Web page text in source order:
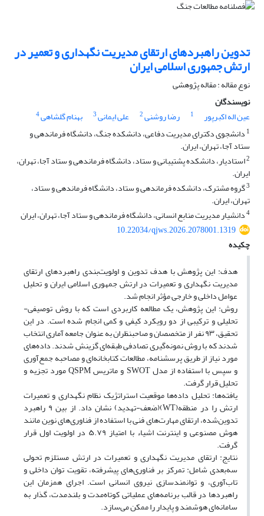
تدوین راهبردهای ارتقای مدیریت نگهداری و تعمیر در
ارتش جمهوری اسلامی ایران
نوع مقاله : مقاله پژوهشی
نویسندگان
عین اله اکبرپور
1 رضا روشنی2 علی ایمانی3 بهنام گلشاهی4
1 دانشجوی دکترای مدیریت دفاعی، دانشکده جنگ، دانشگاه فرماندهی و
ستاد آجا، تهران، ایران.
2استادیار، دانشکده پشتیبانی و ستاد، دانشگاه فرماندهی و ستاد آجا، تهران،
ایران.
3گروه مشترک، دانشکده فرماندهی و ستاد، دانشگاه فرماندهی و ستاد،
تهران، ایران.
4دانشیار مدیریت منابع انسانی، دانشگاه فرماندهی و ستاد آجا، تهران، ایران
10.22034/qjws.2026.2078001.1319
چکیده
هدف: این پژوهش با هدف تدوین و اولویت‌بندی راهبردهای ارتقای
مدیریت نگهداری و تعمیرات در ارتش جمهوری اسلامی ایران و تحلیل
عوامل داخلی و خارجی مؤثر انجام شد.
روش: این پژوهش، یک مطالعه کاربردی است که با روش توصیفی-
تحلیلی و ترکیبی از دو رویکرد کیفی و کمی انجام شده است. در این
تحقیق، ۹۳ نفر از متخصصان و صاحبنظران به عنوان جامعه آماری انتخاب
شدند که با روش نمونه‌گیری تصادفی طبقه‌ای گزینش شدند. داده‌های
مورد نیاز از طریق پرسشنامه، مطالعات کتابخانه‌ای و مصاحبه جمع‌آوری
و سپس با استفاده از مدل SWOT و ماتریس QSPM مورد تجزیه و
تحلیل قرار گرفت.
یافته‌ها: تحلیل داده‌ها موقعیت استراتژیک نظام نگهداری و تعمیرات
ارتش را در منطقه(WT)(ضعف-تهدید) نشان داد. از بین ۹ راهبرد
تدوین‌شده، ارتقای مهارت‌های فنی با استفاده از فناوری‌های نوین مانند
هوش مصنوعی و اینترنت اشیاء با امتیاز ۵.۷۹ در اولویت اول قرار
گرفت.
نتایج: ارتقای مدیریت نگهداری و تعمیرات در ارتش مستلزم تحولی
سه‌بعدی شامل: تمرکز بر فناوری‌های پیشرفته، تقویت توان داخلی و
تاب‌آوری، و توانمندسازی نیروی انسانی است. اجرای همزمان این
راهبردها در قالب برنامه‌های عملیاتی کوتاه‌مدت و بلندمدت، گذار به
سامانه‌ای هوشمند و پایدار را ممکن می‌سازد.